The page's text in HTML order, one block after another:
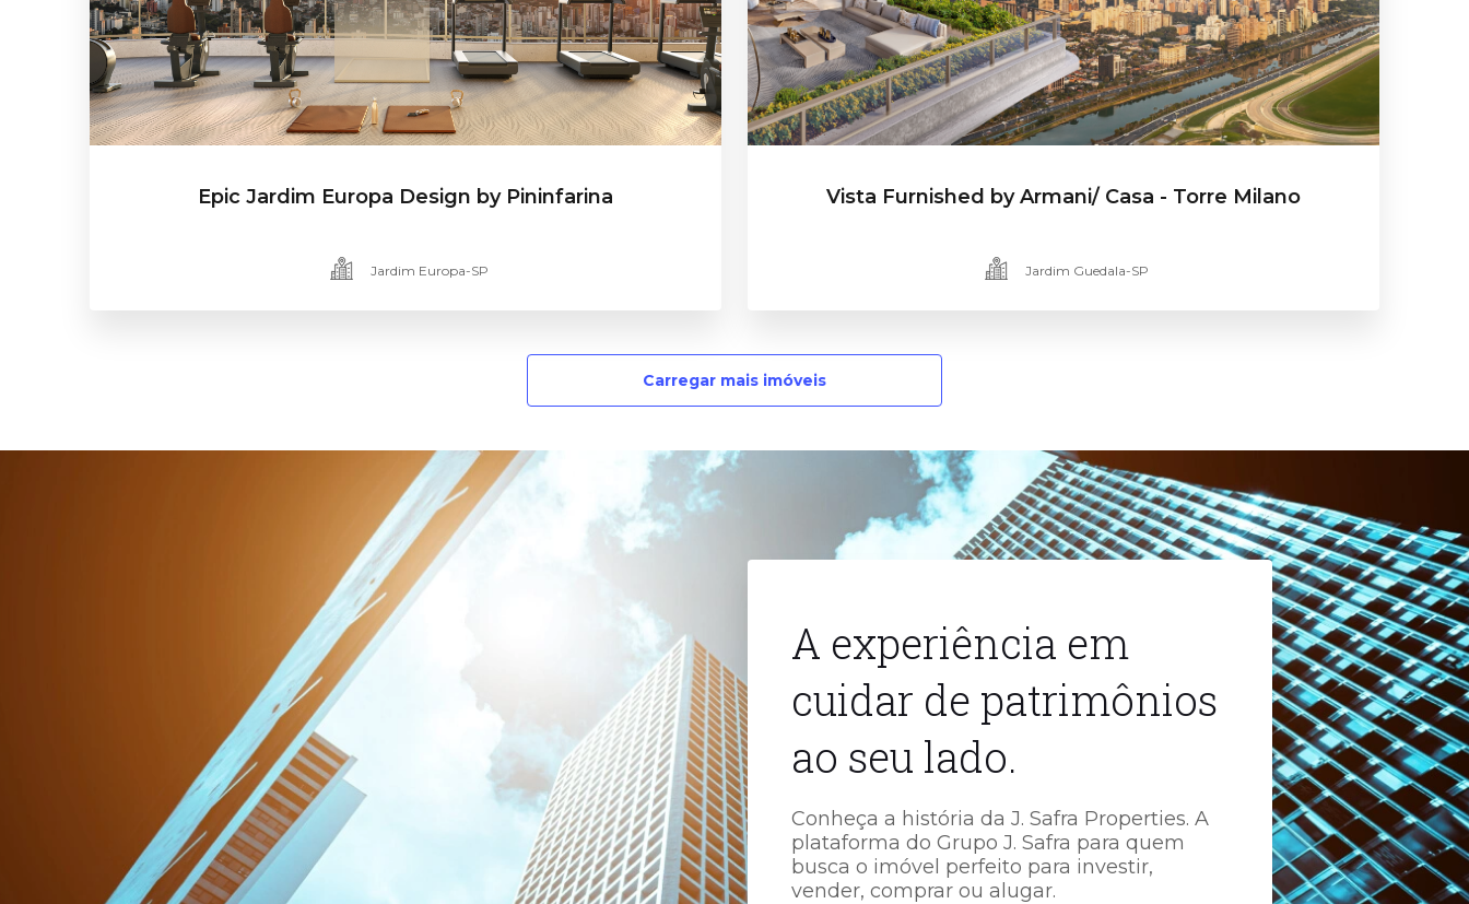
Epic Jardim Europa Design by Pininfarina
Jardim Europa-SP
Vista Furnished by Armani/ Casa - Torre Milano
Jardim Guedala-SP
Carregar mais imóveis
A experiência em
cuidar de patrimônios
ao seu lado.
Conheça a história da J. Safra Properties. A
plataforma do Grupo J. Safra para quem
busca o imóvel perfeito para investir,
vender, comprar ou alugar.